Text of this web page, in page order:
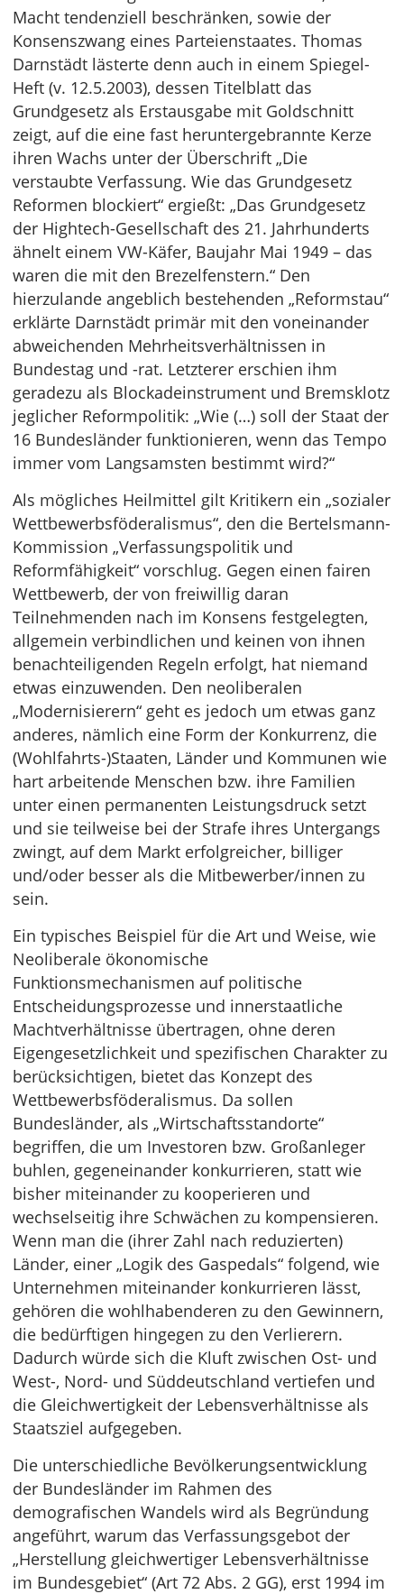
Macht tendenziell beschränken, sowie der
Konsenszwang eines Parteienstaates. Thomas
Darnstädt lästerte denn auch in einem Spiegel-
Heft (v. 12.5.2003), dessen Titelblatt das
Grundgesetz als Erstausgabe mit Goldschnitt
zeigt, auf die eine fast heruntergebrannte Kerze
ihren Wachs unter der Überschrift „Die
verstaubte Verfassung. Wie das Grundgesetz
Reformen blockiert“ ergießt: „Das Grundgesetz
der Hightech-Gesellschaft des 21. Jahrhunderts
ähnelt einem VW-Käfer, Baujahr Mai 1949 – das
waren die mit den Brezelfenstern.“ Den
hierzulande angeblich bestehenden „Reformstau“
erklärte Darnstädt primär mit den voneinander
abweichenden Mehrheitsverhältnissen in
Bundestag und -rat. Letzterer erschien ihm
geradezu als Blockadeinstrument und Bremsklotz
jeglicher Reformpolitik: „Wie (…) soll der Staat der
16 Bundesländer funktionieren, wenn das Tempo
immer vom Langsamsten bestimmt wird?“
Als mögliches Heilmittel gilt Kritikern ein „sozialer
Wettbewerbsföderalismus“, den die Bertelsmann-
Kommission „Verfassungspolitik und
Reformfähigkeit“ vorschlug. Gegen einen fairen
Wettbewerb, der von freiwillig daran
Teilnehmenden nach im Konsens festgelegten,
allgemein verbindlichen und keinen von ihnen
benachteiligenden Regeln erfolgt, hat niemand
etwas einzuwenden. Den neoliberalen
„Modernisierern“ geht es jedoch um etwas ganz
anderes, nämlich eine Form der Konkurrenz, die
(Wohlfahrts-)Staaten, Länder und Kommunen wie
hart arbeitende Menschen bzw. ihre Familien
unter einen permanenten Leistungsdruck setzt
und sie teilweise bei der Strafe ihres Untergangs
zwingt, auf dem Markt erfolgreicher, billiger
und/oder besser als die Mitbewerber/innen zu
sein.
Ein typisches Beispiel für die Art und Weise, wie
Neoliberale ökonomische
Funktionsmechanismen auf politische
Entscheidungsprozesse und innerstaatliche
Machtverhältnisse übertragen, ohne deren
Eigengesetzlichkeit und spezifischen Charakter zu
berücksichtigen, bietet das Konzept des
Wettbewerbsföderalismus. Da sollen
Bundesländer, als „Wirtschaftsstandorte“
begriffen, die um Investoren bzw. Großanleger
buhlen, gegeneinander konkurrieren, statt wie
bisher miteinander zu kooperieren und
wechselseitig ihre Schwächen zu kompensieren.
Wenn man die (ihrer Zahl nach reduzierten)
Länder, einer „Logik des Gaspedals“ folgend, wie
Unternehmen miteinander konkurrieren lässt,
gehören die wohlhabenderen zu den Gewinnern,
die bedürftigen hingegen zu den Verlierern.
Dadurch würde sich die Kluft zwischen Ost- und
West-, Nord- und Süddeutschland vertiefen und
die Gleichwertigkeit der Lebensverhältnisse als
Staatsziel aufgegeben.
Die unterschiedliche Bevölkerungsentwicklung
der Bundesländer im Rahmen des
demografischen Wandels wird als Begründung
angeführt, warum das Verfassungsgebot der
„Herstellung gleichwertiger Lebensverhältnisse
im Bundesgebiet“ (Art 72 Abs. 2 GG), erst 1994 im